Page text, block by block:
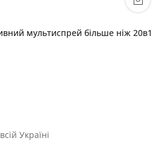
мультиспрей більше ніж 20в1
Україні